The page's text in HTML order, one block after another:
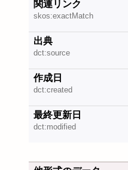
関連リンク
skos:exactMatch
出典
dct:source
作成日
dct:created
最終更新日
dct:modified